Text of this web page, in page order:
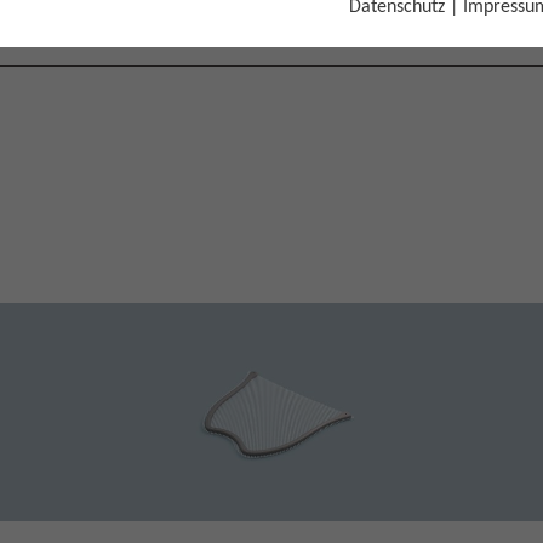
Datenschutz